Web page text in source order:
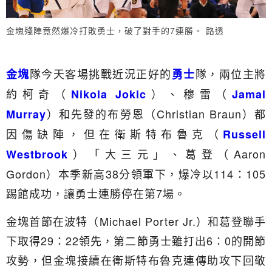
金塊殘陣竟然爆冷打敗勇士，破了對手的7連勝。 路透
金塊隊今天客場挑戰近況正好的勇士隊，兩位主將
約柯奇（ Nikola Jokic ）、穆雷（Jamal
Murray）和先發的布勞恩（Christian Braun）都
因傷缺陣，但在衛斯特布魯克（ Russell
Westbrook ）「大三元」、葛登（Aaron
Gordon）本季新高38分領軍下，爆冷以114：105
踢館成功，讓勇士連勝停在第7場。
金塊首節在波特（Michael Porter Jr.）和葛登聯手
下取得29：22領先，第二節勇士雖打出6：0的開節
攻勢，但金塊接續在衛斯特布魯克連傳助攻下回敬